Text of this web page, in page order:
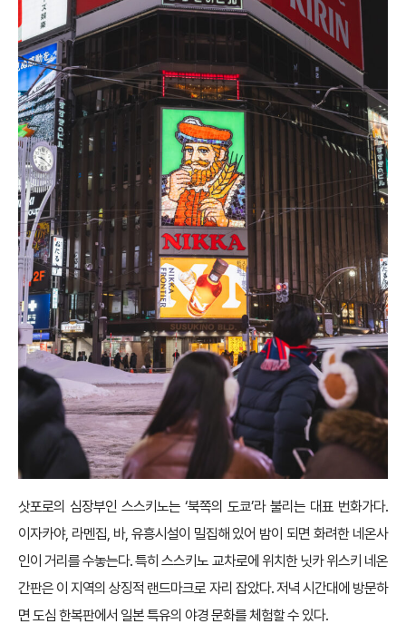
삿포로의 심장부인 스스키노는 ‘북쪽의 도쿄’라 불리는 대표 번화가다.
이자카야, 라멘집, 바, 유흥시설이 밀집해 있어 밤이 되면 화려한 네온사
인이 거리를 수놓는다. 특히 스스키노 교차로에 위치한 닛카 위스키 네온
간판은 이 지역의 상징적 랜드마크로 자리 잡았다. 저녁 시간대에 방문하
면 도심 한복판에서 일본 특유의 야경 문화를 체험할 수 있다.